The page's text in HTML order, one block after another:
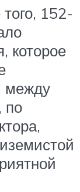
152-
которое
между
по